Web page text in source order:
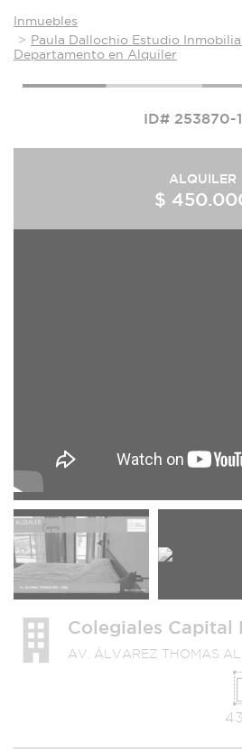
Inmuebles
Paula Dallochio Estudio
Departamento en Alquiler
ID# 253870-
ALQUILER
$
Colegiales Capital
AV. ÁLVAREZ THOMAS